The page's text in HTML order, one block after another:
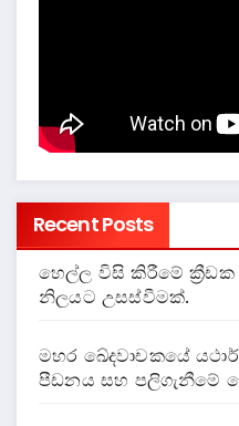
Recent Posts
හෙල්ල විසි කිරීමේ ක්‍රීඩක
නිලයට උසස්වීමක්.
මහර ඛේදවාචකයේ
පීඩනය සහ පලිගැනීමේ